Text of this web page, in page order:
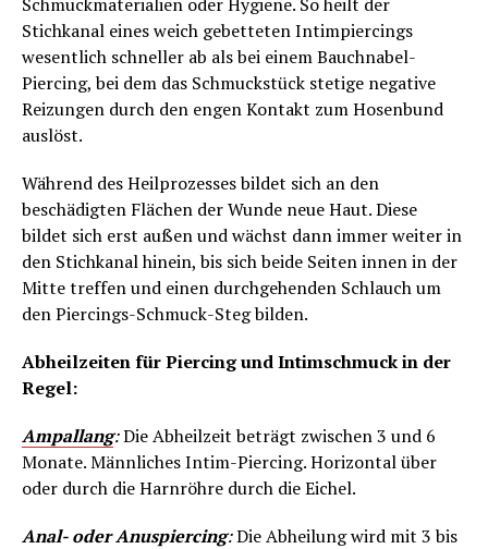
Stichkanal eines weich gebetteten Intimpiercings
wesentlich schneller ab als bei einem Bauchnabel-
Piercing, bei dem das Schmuckstück stetige negative
Reizungen durch den engen Kontakt zum Hosenbund
auslöst.
Während des Heilprozesses bildet sich an den
beschädigten Flächen der Wunde neue Haut. Diese
bildet sich erst außen und wächst dann immer weiter in
den Stichkanal hinein, bis sich beide Seiten innen in der
Mitte treffen und einen durchgehenden Schlauch um
den Piercings-Schmuck-Steg bilden.
Abheilzeiten für Piercing und Intimschmuck in der
Regel:
Ampallang:Die Abheilzeit beträgt zwischen 3 und 6
Monate. Männliches Intim-Piercing. Horizontal über
oder durch die Harnröhre durch die Eichel.
Anal- oder Anuspiercing:Die Abheilung wird mit 3 bis